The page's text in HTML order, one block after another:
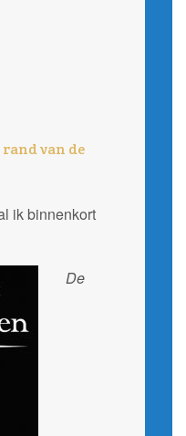
van de
ik binnenkort
De